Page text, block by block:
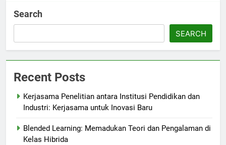
Search
SEARCH
Recent Posts
Kerjasama Penelitian antara Institusi Pendidikan dan
Industri: Kerjasama untuk Inovasi Baru
Blended Learning: Memadukan Teori dan Pengalaman di
Kelas Hibrida